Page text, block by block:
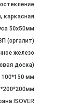
каркасная
50x50мм
(оргалит)
железо
доска)
100*150 мм
ISOVER